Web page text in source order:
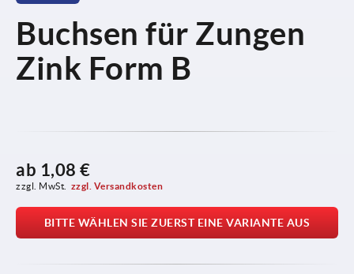
Buchsen für Zungen
Zink Form B
ab 1,08 €
zzgl. MwSt. zzgl. Versandkosten
BITTE WÄHLEN SIE ZUERST EINE VARIANTE AUS